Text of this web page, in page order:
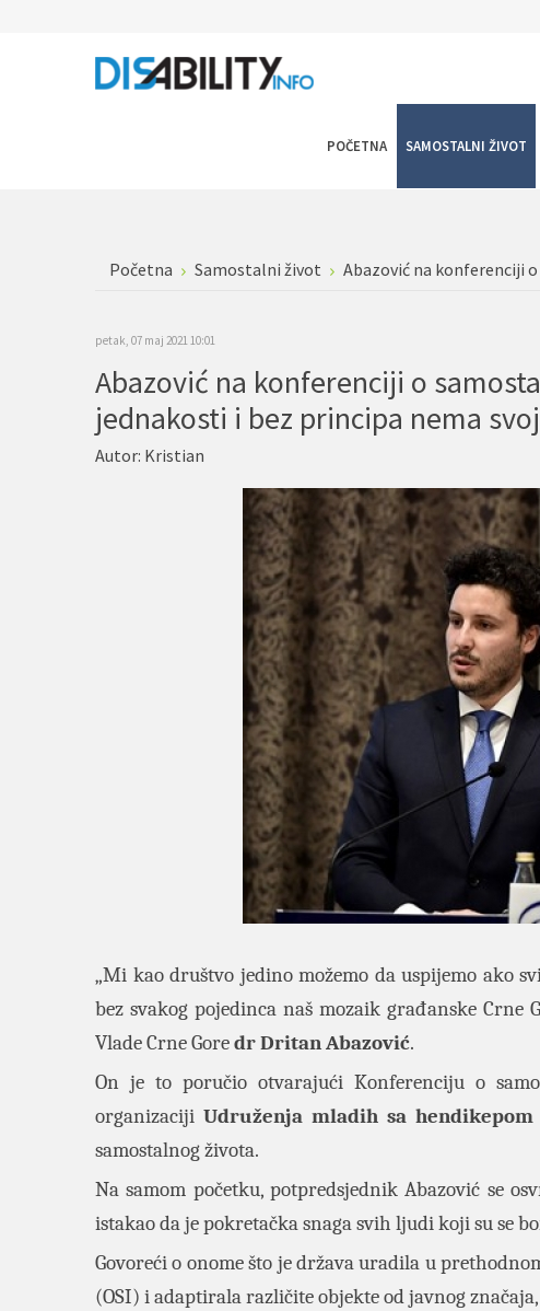
POČETNA SAMOSTALNI ŽIVOT
Početna Samostalni život Abazović na konferenciji
petak, 07 maj 2021 10:01
Abazović na konferenciji o
jednakosti i bez principa nema
Autor: Kristian
„Mi kao društvo jedino možemo da uspijemo ako
bez svakog pojedinca naš mozaik građanske Crne
Vlade Crne Goredr DritanAbazović.
On je to poručio otvarajući Konferenciju o
organizacijiUdruženja mladih sa hendikepom
samostalnog života.
Na samom početku, potpredsjednik Abazović se
istakao da je pokretačka snaga svih ljudi koji su se
Govoreći o onome što je država uradila u
(OSI) i adaptirala različite objekte od javnog